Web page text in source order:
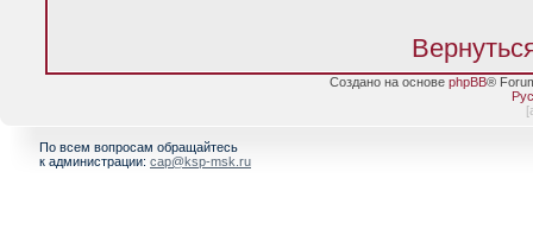
Создано на основе phpBB®
[
По всем вопросам обращайтесь
к администрации: cap@ksp-msk.ru